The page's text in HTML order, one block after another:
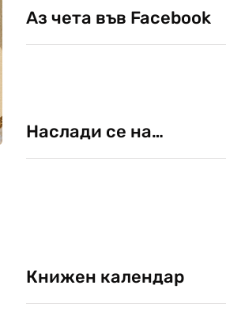
Аз чета във Facebook
Наслади се на…
Книжен календар